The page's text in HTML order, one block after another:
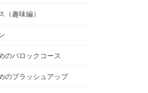
（趣味編）
のバロックコース
のブラッシュアップ